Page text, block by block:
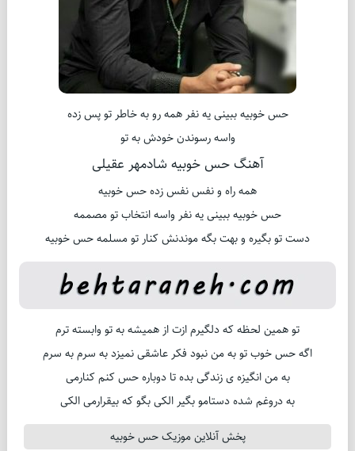
حس خوبیه ببینی یه نفر همه رو به خاطر تو پس زده
واسه رسوندن خودش به تو
آهنگ حس خوبیه شادمهر عقیلی
همه راه و نفس نفس زده حس خوبیه
حس خوبیه ببینی یه نفر واسه انتخاب تو مصممه
دست تو بگیره و بهت بگه موندنش کنار تو مسلمه حس خوبیه
تو همین لحظه که دلگیرم ازت از همیشه به تو وابسته ترم
اگه حس خوب تو به من نبود فکر عاشقی نمیزد به سرم به سرم
به من انگیزه ی زندگی بده تا دوباره حس کنم کنارمی
به دروغم شده دستامو بگیر الکی بگو که بیقرارمی الکی
پخش آنلاین موزیک حس خوبیه